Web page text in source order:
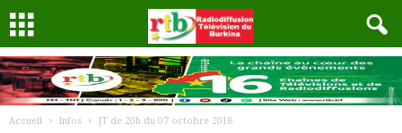
Accueil Infos
JT de 20h du 07 octobre 2018